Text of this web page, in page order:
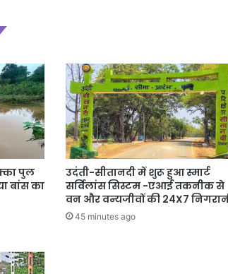
पुल
बांस का
उदंती-सीतानदी में शुरू हुआ स्मार्ट
सर्विलांस सिस्टम -एआई तकनीक से
वन और वन्यजीवों की 24X7
45 minutes ago